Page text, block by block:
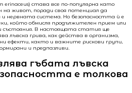
erinaceus) става все по-популярна като
на живот, поради своя потенциал да
и нервната система. Но безопасността ѝ е
който обмисля продължителен прием или
състояния. В настоящата статия ще
лъвска грива, как действа в организма,
ефекти, както и важните рискови групи,
и предпазливи.
гъбата лъвска
е толкова